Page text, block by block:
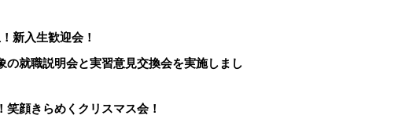
新入生歓迎会！
の就職説明会と実習意見交換会を実施しまし
笑顔きらめくクリスマス会！